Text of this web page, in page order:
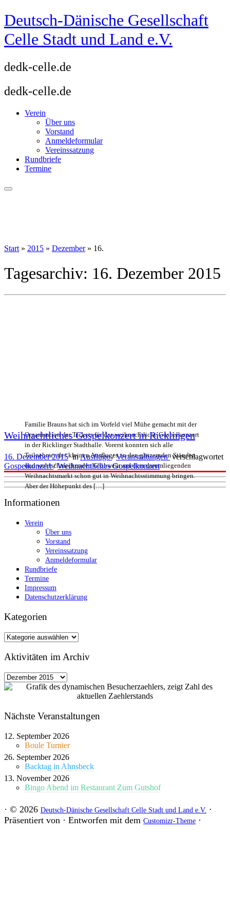
Zum
Inhalt
springen
Deutsch-Dänische Gesellschaft
Celle Stadt und Land e.V.
dedk-celle.de
dedk-celle.de
Verein
Über uns
Vorstand
Anmeldeformular
Vereinssatzung
Rundbriefe
Termine
Start » 2015 » Dezember » 16.
Tagesarchiv: 16. Dezember 2015
Familie Brauns hat sich im Vorfeld viel Mühe gemacht mit der
Organisation der Tickets für das weihnachtliche Gospelkonzert
in der Ricklinger Stadthalle. Vorerst konnten sich alle
Teilnehmer des kleinen Ausfluges an den glitzernden Ständen
und wohlschmeckenden Glühwein auf dem darumliegenden
Weihnachtsmarkt schon gut in Weihnachtsstimmung bringen.
Aber der Höhepunkt des […]
Weihnachtliches Gospelkonzert in Ricklingen
16. Dezember 2015inAusflüge/Veranstaltungenverschlagwortet
Gospelkonzert/Weihnachtliches Gospelkonzert
Informationen
Verein
Über uns
Vorstand
Vereinssatzung
Anmeldeformular
Rundbriefe
Termine
Impressum
Datenschutzerklärung
Kategorien
Kategorien
Aktivitäten im Archiv
Aktivitäten
im
Nächste Veranstaltungen
12. September 2026
Boule Turnier
26. September 2026
Backtag in Ahnsbeck
13. November 2026
Bingo Abend im Restaurant Zum Gutshof
· © 2026 Deutsch-Dänische Gesellschaft Celle Stadt und Land e.V. ·
Präsentiert von · Entworfen mit dem Customizr-Theme ·